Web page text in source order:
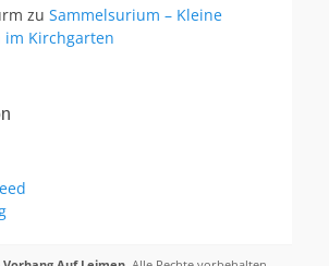
zu Sammelsurium – Kleine
im Kirchgarten